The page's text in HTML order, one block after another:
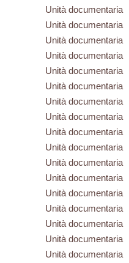
Unità documentaria
Unità documentaria
Unità documentaria
Unità documentaria
Unità documentaria
Unità documentaria
Unità documentaria
Unità documentaria
Unità documentaria
Unità documentaria
Unità documentaria
Unità documentaria
Unità documentaria
Unità documentaria
Unità documentaria
Unità documentaria
Unità documentaria